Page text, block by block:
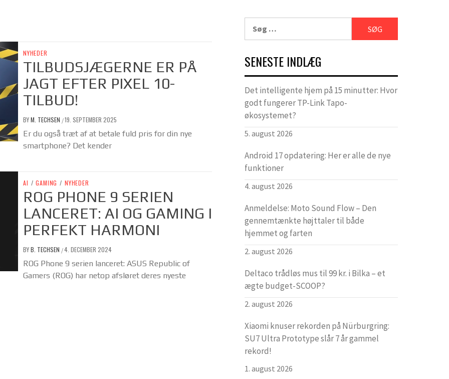
NYHEDER
TILBUDSJÆGERNE ER PÅ
JAGT EFTER PIXEL 10-
TILBUD!
BYM. TECHSEN /19. SEPTEMBER 2025
Er du også træt af at betale fuld pris for din nye
smartphone? Det kender
AI / GAMING / NYHEDER
ROG PHONE 9 SERIEN
LANCERET: AI OG GAMING I
PERFEKT HARMONI
BYB. TECHSEN /4. DECEMBER 2024
ROG Phone 9 serien lanceret: ASUS Republic of
Gamers (ROG) har netop afsløret deres nyeste
efter:
SENESTE INDLÆG
Det intelligente hjem på 15 minutter: Hvor
godt fungerer TP-Link Tapo-
økosystemet?
5. august 2026
Android 17 opdatering: Her er alle de nye
funktioner
4. august 2026
Anmeldelse: Moto Sound Flow – Den
gennemtænkte højttaler til både
hjemmet og farten
2. august 2026
Deltaco trådløs mus til 99 kr. i Bilka – et
ægte budget-SCOOP?
2. august 2026
Xiaomi knuser rekorden på Nürburgring:
SU7 Ultra Prototype slår 7 år gammel
rekord!
1. august 2026